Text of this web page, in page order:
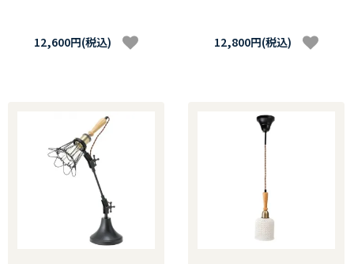
12,600円(税込) 12,800円(税込)